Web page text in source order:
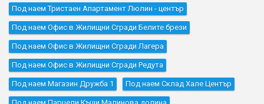
Под наем Тристаен Апартамент Люлин - център
Под наем Офис в Жилищни Сгради Белите брези
Под наем Офис в Жилищни Сгради Лагера
Под наем Офис в Жилищни Сгради Редута
Под наем Магазин Дружба 1 Под наем Склад Хале Център